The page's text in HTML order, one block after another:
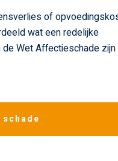
of
wat een redelijke
Wet Affectieschade zijn